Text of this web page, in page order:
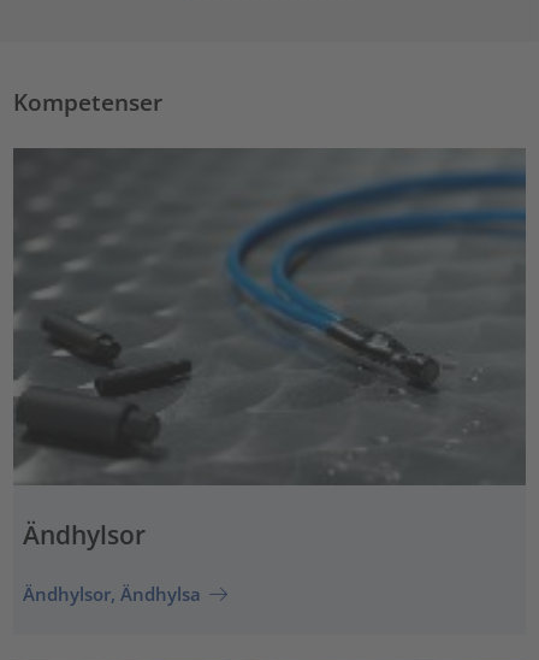
Kompetenser
Ändhylsor
Ändhylsor, Ändhylsa